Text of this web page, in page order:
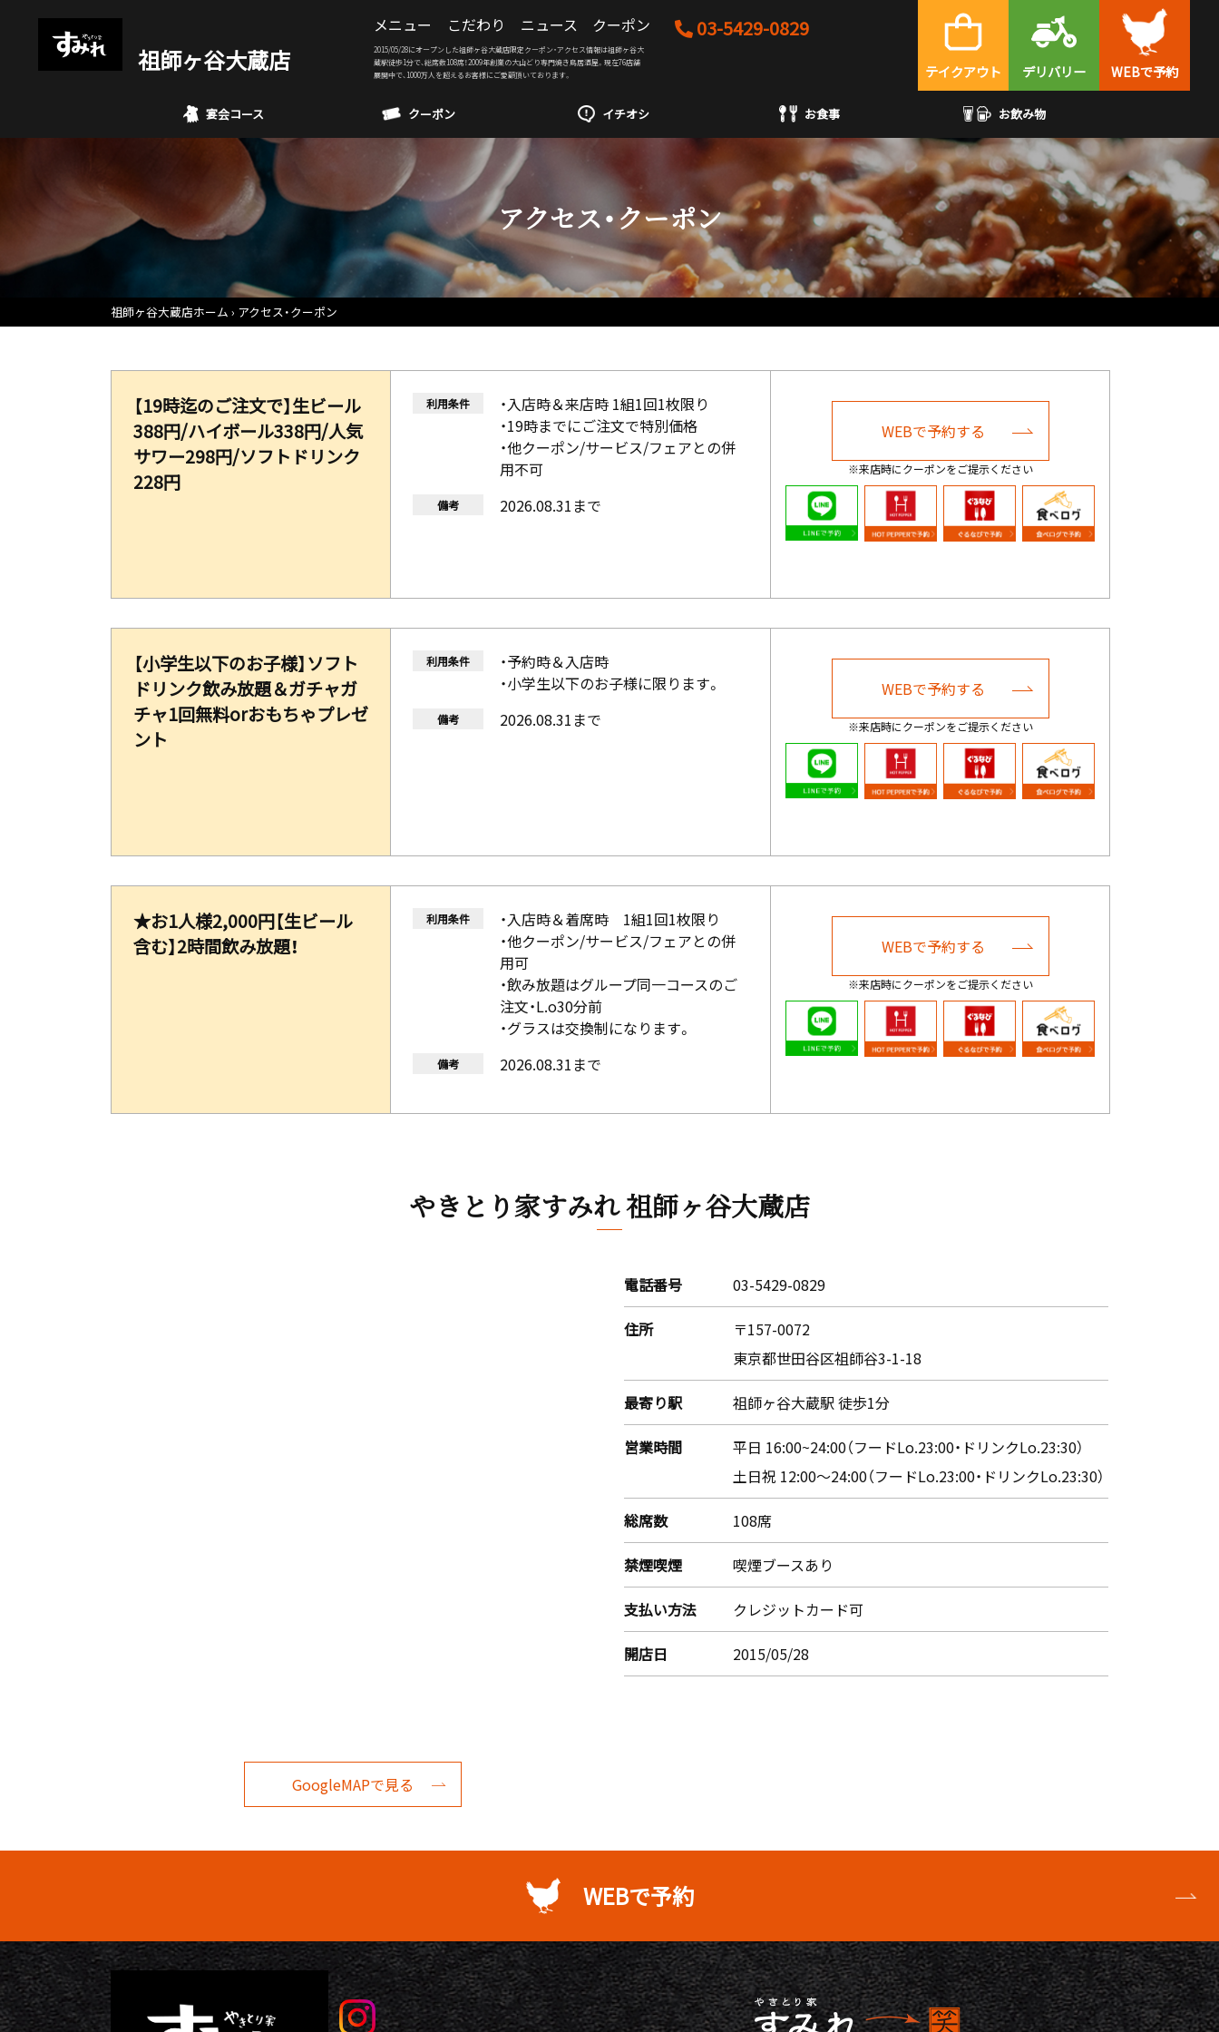
祖師ヶ谷大蔵店
メニュー こだわり ニュース クーポン
テイクアウト デリバリー
03-5429-0829
WEBで予約
2015/05/28にオープンした祖師ヶ谷大蔵店限定クーポン・アクセス情報は祖師ヶ谷大
蔵駅徒歩1分で、総席数108席！2009年創業の大山どり専門焼き鳥居酒屋。現在76店舗
展開中で、1000万人を超えるお客様にご愛顧頂いております。
宴会コース クーポン イチオシ お食事 お飲み物
アクセス・クーポン
祖師ヶ谷大蔵店ホーム アクセス・クーポン
【19時迄のご注文で】生ビール
388円/ハイボール338円/人気
サワー298円/ソフトドリンク
228円
利用条件
・入店時＆来店時 1組1回1枚限り
・19時までにご注文で特別価格
・他クーポン/サービス/フェアとの併
用不可
備考 2026.08.31まで
WEBで予約する
※来店時にクーポンをご提示ください
【小学生以下のお子様】ソフト
ドリンク飲み放題＆ガチャガ
チャ1回無料orおもちゃプレゼ
ント
利用条件
・予約時＆入店時
・小学生以下のお子様に限ります。
備考 2026.08.31まで
WEBで予約する
※来店時にクーポンをご提示ください
★お1人様2,000円【生ビール
含む】2時間飲み放題！
利用条件
・入店時＆着席時 1組1回1枚限り
・他クーポン/サービス/フェアとの併
用可
・飲み放題はグループ同一コースのご
注文・L.o30分前
・グラスは交換制になります。
備考 2026.08.31まで
WEBで予約する
※来店時にクーポンをご提示ください
やきとり家すみれ 祖師ヶ谷大蔵店
GoogleMAPで見る
電話番号 03-5429-0829
住所
〒157-0072
東京都世田谷区祖師谷3-1-18
最寄り駅 祖師ヶ谷大蔵駅 徒歩1分
営業時間
平日 16:00~24:00（フードLo.23:00・ドリンクLo.23:30）
土日祝 12:00～24:00（フードLo.23:00・ドリンクLo.23:30）
総席数 108席
禁煙喫煙 喫煙ブースあり
支払い方法 クレジットカード可
開店日 2015/05/28
WEBで予約